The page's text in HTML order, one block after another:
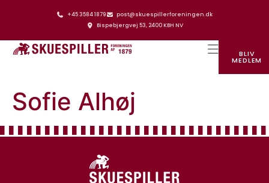
+45 3584 1879
post@skuespillerforeningen.dk
Bispebjergvej 53, 2400 KBH NV
BLIV
MEDLEM
Sofie Alhøj